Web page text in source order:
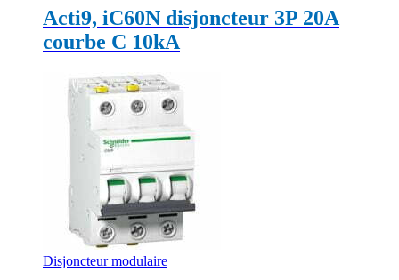
Acti9, iC60N disjoncteur 3P 20A
courbe C 10kA
Disjoncteur modulaire